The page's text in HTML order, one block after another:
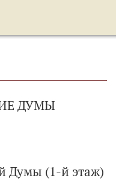
ДУМЫ
Думы (1-й этаж)